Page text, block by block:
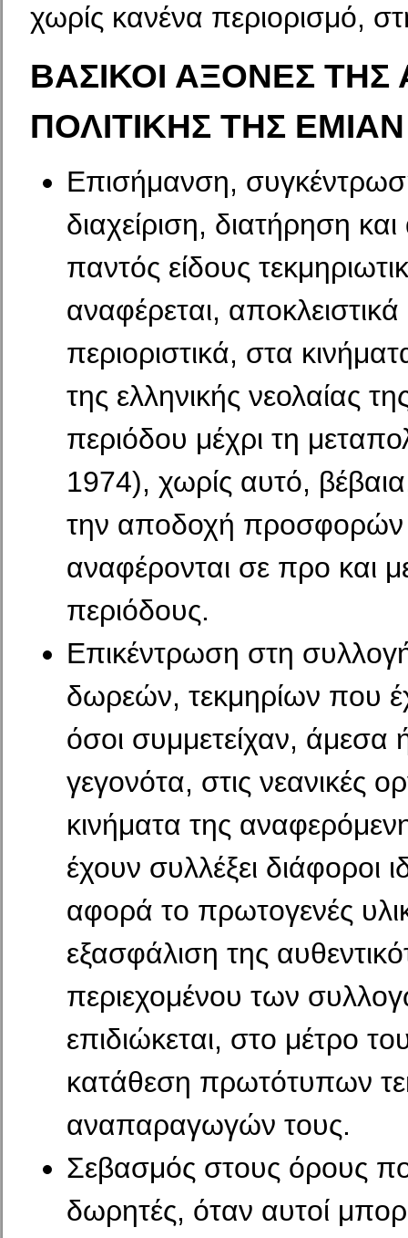
χωρίς κανένα περιορισμό,
ΒΑΣΙΚΟΙ ΑΞΟΝΕΣ ΤΗΣ
ΠΟΛΙΤΙΚΗΣ ΤΗΣ ΕΜΙΑΝ
Επισήμανση,
διαχείριση, διατήρηση
παντός είδους
αναφέρεται,
περιοριστικά, στα
της ελληνικής νεολαίας
περιόδου μέχρι τη
1974), χωρίς αυτό,
την αποδοχή
αναφέρονται σε προ και
περιόδους.
Επικέντρωση στη
δωρεών, τεκμηρίων που
όσοι συμμετείχαν, άμεσα
γεγονότα, στις νεανικές
κινήματα της
έχουν συλλέξει διάφοροι
αφορά το πρωτογενές
εξασφάλιση της
περιεχομένου των
επιδιώκεται, στο μέτρο
κατάθεση πρωτότυπων
αναπαραγωγών τους.
Σεβασμός στους όρους
δωρητές, όταν αυτοί